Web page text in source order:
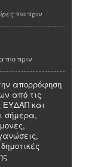
πιο πριν
πιο πριν
απορρόφηση
από τις
ΕΥΔΑΠ και
σήμερα,